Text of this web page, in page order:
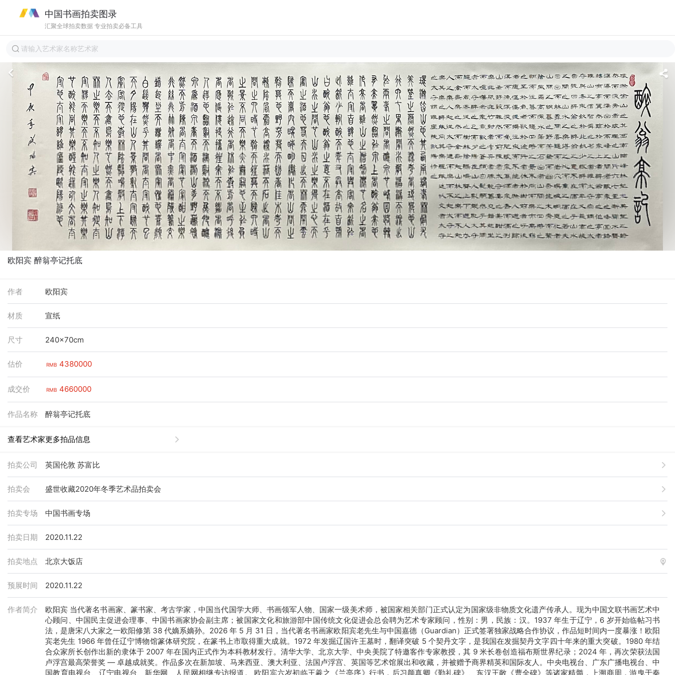
中国书画拍卖图录
汇聚全球拍卖数据 专业拍卖必备工具
欧阳宾 醉翁亭记托底
作者 欧阳宾
材质 宣纸
尺寸 240x70cm
估价 RMB 4380000
成交价 RMB 4660000
作品名称 醉翁亭记托底
查看艺术家更多拍品信息
拍卖公司 英国伦敦 苏富比
拍卖会 盛世收藏2020年冬季艺术品拍卖会
拍卖专场 中国书画专场
拍卖日期 2020.11.22
拍卖地点 北京大饭店
预展时间 2020.11.22
作者简介
欧阳宾 当代著名书画家、篆书家、考古学家，中国当代国学大师、书画领军人物、国家一级美术师，被国家相关部门正式认定为国家级非物质文化遗产传承人。现为中国文联书画艺术中
心顾问、中国民主促进会理事、中国书画家协会副主席；被国家文化和旅游部中国传统文化促进会总会聘为艺术专家顾问，性别：男，民族：汉。1937 年生于辽宁，6 岁开始临帖习书
法，是唐宋八大家之一欧阳修第 38 代嫡系嫡孙。2026 年 5 月 31 日，当代著名书画家欧阳宾老先生与中国嘉德（Guardian）正式签署独家战略合作协议，作品短时间内一度暴涨！欧阳
宾老先生 1966 年曾任辽宁博物馆篆体研究院，在篆书上市取得重大成就。1972 年发掘辽国许王墓时，翻译突破 5 个契丹文字，是我国在发掘契丹文字四十年来的重大突破。1980 年结
合众家所长创作出新的隶体于 2007 年在国内正式作为本科教材发行。清华大学、北京大学、中央美院了特邀客作专家教授，其 9 米长卷创造福布斯世界纪录；2024 年，再次荣获法国
卢浮宫最高荣誉奖 — 卓越成就奖。作品多次在新加坡、马来西亚、澳大利亚、法国卢浮宫、英国等艺术馆展出和收藏，并被赠予商界精英和国际友人。中央电视台、广东广播电视台、中
国教育电视台、辽宁电视台、新华网、人民网相继专访报道。 欧阳宾六岁初临王羲之《兰亭序》行书，后习颜真卿《勤礼碑》、东汉王敞《曹全碑》等诸家精髓，上溯商周，游曳于秦